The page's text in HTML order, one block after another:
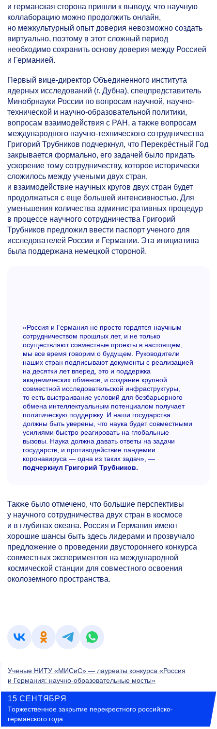
и германская сторона пришли к выводу, что научную
коллаборацию можно продолжить онлайн,
но межкультурный опыт доверия невозможно создать
виртуально, поэтому в этот сложный период
необходимо сохранить основу доверия между Россией
и Германией.
Первый вице-директор Объединенного института
ядерных исследований (г. Дубна), спецпредставитель
Минобрнауки России по вопросам научной, научно-
технической и научно-образовательной политики,
вопросам взаимодействия с РАН, а также вопросам
международного научно-технического сотрудничества
Григорий Трубников подчеркнул, что Перекрёстный Год
закрывается формально, его задачей было придать
ускорение тому сотрудничеству, которое исторически
сложилось между учеными двух стран,
и взаимодействие научных кругов двух стран будет
продолжаться с еще большей интенсивностью. Для
уменьшения количества административных процедур
в процессе научного сотрудничества Григорий
Трубников предложил ввести паспорт ученого для
исследователей России и Германии. Эта инициатива
была поддержана немецкой стороной.
«Россия и Германия не просто гордятся научным
сотрудничеством прошлых лет, и не только
осуществляют совместные проекты в настоящем,
мы все время говорим о будущем. Руководители
наших стран подписывают документы с реализацией
на десятки лет вперед, это и поддержка
академических обменов, и создание крупной
совместной исследовательской инфраструктуры,
то есть выстраивание условий для безбарьерного
обмена интеллектуальным потенциалом получает
политическую поддержку. И наши государства
должны быть уверены, что наука будет совместными
усилиями быстро реагировать на глобальные
вызовы. Наука должна давать ответы на задачи
государств, и противодействие пандемии
коронавируса — одна из таких задач», —
подчеркнул Григорий Трубников.
Также было отмечено, что большие перспективы
у научного сотрудничества двух стран в космосе
и в глубинах океана. Россия и Германия имеют
хорошие шансы быть здесь лидерами и прозвучало
предложение о проведении двустороннего конкурса
совместных экспериментов на международной
космической станции для совместного освоения
околоземного пространства.
Ученые НИТУ «МИСиС» — лауреаты конкурса «Россия
и Германия: научно-образовательные мосты»
15 СЕНТЯБРЯ
Торжественное закрытие перекрестного российско-
германского года